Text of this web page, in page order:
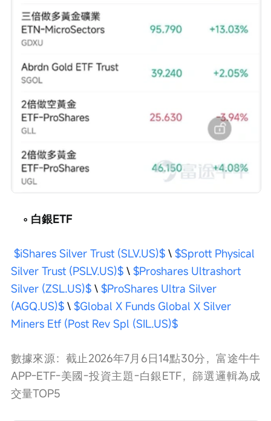
◦ 白銀ETF
$iShares Silver Trust (SLV.US)$ \ $Sprott Physical
Silver Trust (PSLV.US)$ \ $Proshares Ultrashort
Silver (ZSL.US)$ \ $ProShares Ultra Silver
(AGQ.US)$ \ $Global X Funds Global X Silver
Miners Etf (Post Rev Spl (SIL.US)$
數據來源：截止2026年7月6日14點30分，富途牛牛
APP-ETF-美國-投資主題-白銀ETF，篩選邏輯為成
交量TOP5